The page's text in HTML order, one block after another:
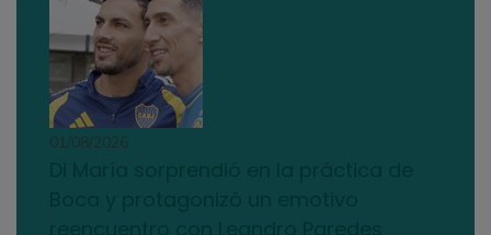
01/08/2026